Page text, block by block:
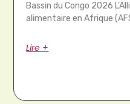
Bassin du Congo 2026
alimentaire en Afrique
Lire +